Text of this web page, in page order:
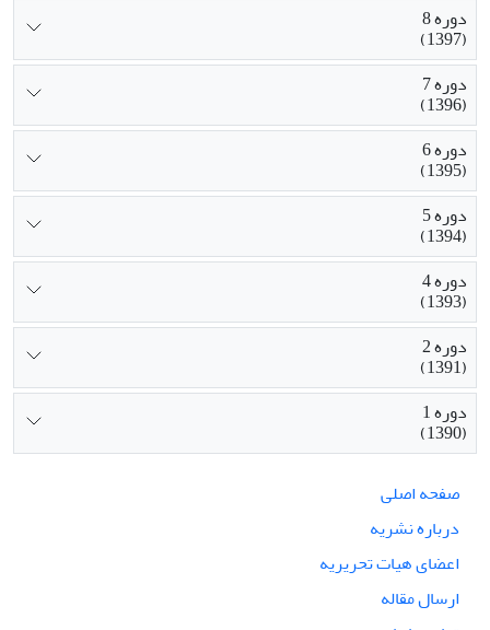
دوره 8
(1397)
دوره 7
(1396)
دوره 6
(1395)
دوره 5
(1394)
دوره 4
(1393)
دوره 2
(1391)
دوره 1
(1390)
صفحه اصلی
درباره نشریه
اعضای هیات تحریریه
ارسال مقاله